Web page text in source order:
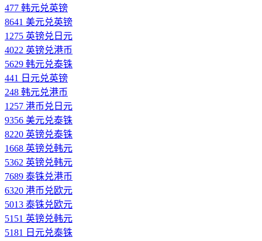
477 韩元兑英镑
8641 美元兑英镑
1275 英镑兑日元
4022 英镑兑港币
5629 韩元兑泰铢
441 日元兑英镑
248 韩元兑港币
1257 港币兑日元
9356 美元兑泰铢
8220 英镑兑泰铢
1668 英镑兑韩元
5362 英镑兑韩元
7689 泰铢兑港币
6320 港币兑欧元
5013 泰铢兑欧元
5151 英镑兑韩元
5181 日元兑泰铢